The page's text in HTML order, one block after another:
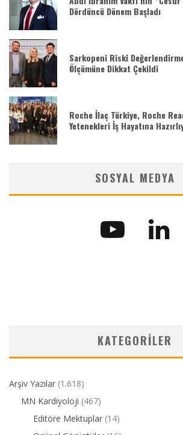
Dördüncü Dönem Başladı
Sarkopeni Riski
Ölçümüne Dikkat Çekildi
Roche İlaç Türkiye, Roche
Yetenekleri İş Hayatına
SOSYAL MEDYA
KATEGORILER
Arşiv Yazılar (1.618)
MN Kardiyoloji (467)
Editöre Mektuplar (14)